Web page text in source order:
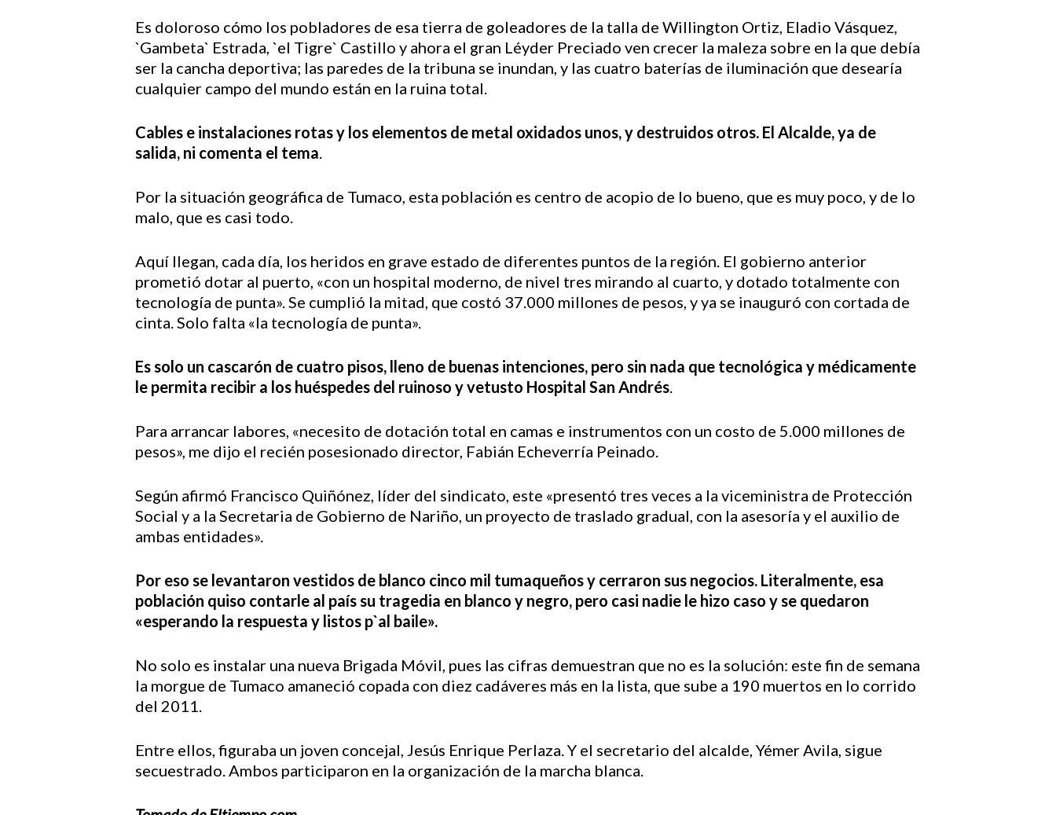
Es doloroso cómo los pobladores de esa tierra de goleadores de la talla de Willington Ortiz, Eladio Vásquez,
`Gambeta` Estrada, `el Tigre` Castillo y ahora el gran Léyder Preciado ven crecer la maleza sobre en la que debía
ser la cancha deportiva; las paredes de la tribuna se inundan, y las cuatro baterías de iluminación que desearía
cualquier campo del mundo están en la ruina total.
Cables e instalaciones rotas y los elementos de metal oxidados unos, y destruidos otros. El Alcalde, ya de
salida, ni comenta el tema.
Por la situación geográfica de Tumaco, esta población es centro de acopio de lo bueno, que es muy poco, y de lo
malo, que es casi todo.
Aquí llegan, cada día, los heridos en grave estado de diferentes puntos de la región. El gobierno anterior
prometió dotar al puerto, «con un hospital moderno, de nivel tres mirando al cuarto, y dotado totalmente con
tecnología de punta». Se cumplió la mitad, que costó 37.000 millones de pesos, y ya se inauguró con cortada de
cinta. Solo falta «la tecnología de punta».
Es solo un cascarón de cuatro pisos, lleno de buenas intenciones, pero sin nada que tecnológica y médicamente
le permita recibir a los huéspedes del ruinoso y vetusto Hospital San Andrés.
Para arrancar labores, «necesito de dotación total en camas e instrumentos con un costo de 5.000 millones de
pesos», me dijo el recién posesionado director, Fabián Echeverría Peinado.
Según afirmó Francisco Quiñónez, líder del sindicato, este «presentó tres veces a la viceministra de Protección
Social y a la Secretaria de Gobierno de Nariño, un proyecto de traslado gradual, con la asesoría y el auxilio de
ambas entidades».
Por eso se levantaron vestidos de blanco cinco mil tumaqueños y cerraron sus negocios. Literalmente, esa
población quiso contarle al país su tragedia en blanco y negro, pero casi nadie le hizo caso y se quedaron
«esperando la respuesta y listos p`al baile».
No solo es instalar una nueva Brigada Móvil, pues las cifras demuestran que no es la solución: este fin de semana
la morgue de Tumaco amaneció copada con diez cadáveres más en la lista, que sube a 190 muertos en lo corrido
del 2011.
Entre ellos, figuraba un joven concejal, Jesús Enrique Perlaza. Y el secretario del alcalde, Yémer Avila, sigue
secuestrado. Ambos participaron en la organización de la marcha blanca.